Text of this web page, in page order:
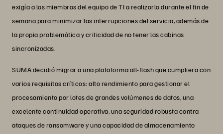
exigía a los miembros del equipo de TI a realizarlo durante el fin de
semana para minimizar las interrupciones del servicio, además de
la propia problemática y criticidad de no tener las cabinas
sincronizadas.
SUMA decidió migrar a una plataforma all-flash que cumpliera con
varios requisitos críticos: alto rendimiento para gestionar el
procesamiento por lotes de grandes volúmenes de datos, una
excelente continuidad operativa, una seguridad robusta contra
ataques de ransomware y una capacidad de almacenamiento